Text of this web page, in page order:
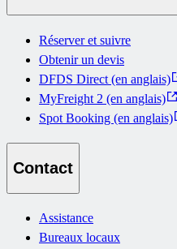
Réserver et suivre
Obtenir un devis
DFDS Direct (en anglais)
MyFreight 2 (en anglais)
Spot Booking (en anglais)
Contact
Assistance
Bureaux locaux